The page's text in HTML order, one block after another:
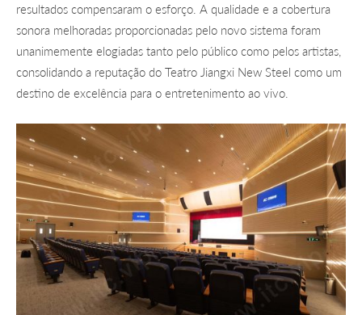
resultados compensaram o esforço. A qualidade e a cobertura
sonora melhoradas proporcionadas pelo novo sistema foram
unanimemente elogiadas tanto pelo público como pelos artistas,
consolidando a reputação do Teatro Jiangxi New Steel como um
destino de excelência para o entretenimento ao vivo.